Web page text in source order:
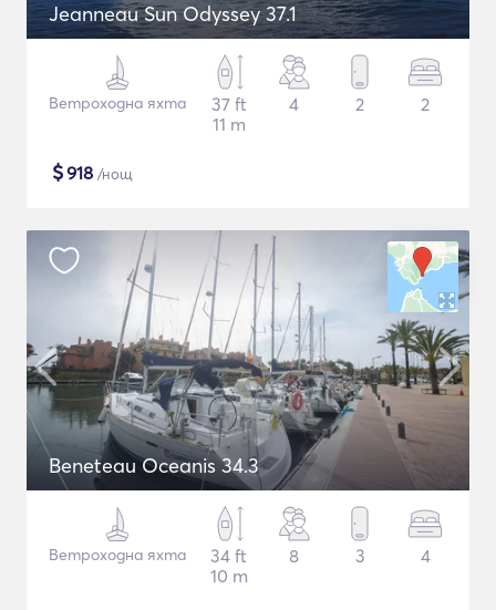
Jeanneau Sun Odyssey 37.1
Ветроходна яхта
37 ft
11 m
4 2 2
$918 /нощ
Beneteau Oceanis 34.3
Ветроходна яхта
34 ft
10 m
8 3 4